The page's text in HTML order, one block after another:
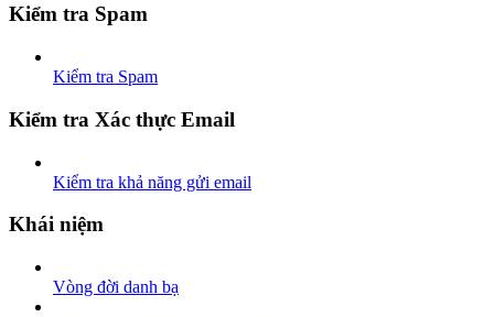
Kiểm tra Spam
Kiểm tra Spam
Kiểm tra Xác thực Email
Kiểm tra khả năng gửi email
Khái niệm
Vòng đời danh bạ